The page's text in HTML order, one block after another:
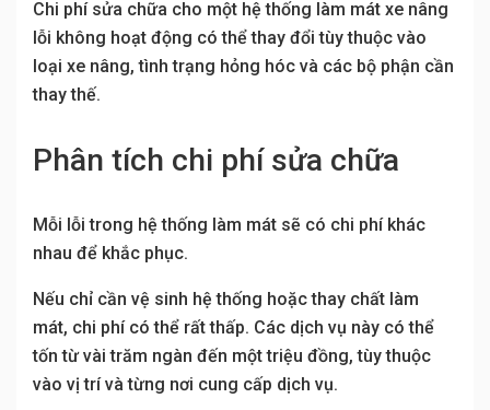
Chi phí sửa chữa cho một hệ thống làm mát xe nâng
lỗi không hoạt động có thể thay đổi tùy thuộc vào
loại xe nâng, tình trạng hỏng hóc và các bộ phận cần
thay thế.
Phân tích chi phí sửa chữa
Mỗi lỗi trong hệ thống làm mát sẽ có chi phí khác
nhau để khắc phục.
Nếu chỉ cần vệ sinh hệ thống hoặc thay chất làm
mát, chi phí có thể rất thấp. Các dịch vụ này có thể
tốn từ vài trăm ngàn đến một triệu đồng, tùy thuộc
vào vị trí và từng nơi cung cấp dịch vụ.